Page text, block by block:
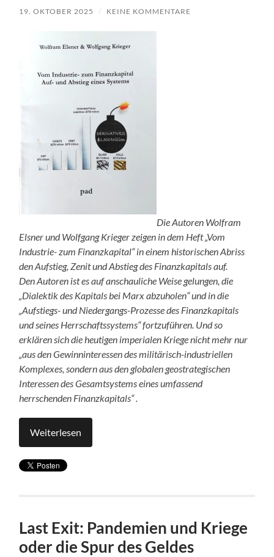
19. OKTOBER 2025 / KEINE KOMMENTARE
Die Autoren Wolfram
Elsner und Wolfgang Krieger zeigen in dem Heft „Vom
Industrie- zum Finanzkapital“ in einem historischen Abriss
den Aufstieg, Zenit und Abstieg des Finanzkapitals auf.
Den Autoren ist es auf anschauliche Weise gelungen, die
„Dialektik des Kapitals bei Marx abzuholen“ und in die
„Aufstiegs- und Niedergangs-Prozesse des Finanzkapitals
und seines Herrschaftssystems“ fortzuführen. Und so
erklären sich die heutigen imperialen Kriege nicht mehr nur
„aus den Gewinninteressen des militärisch-industriellen
Komplexes, sondern aus den globalen geostrategischen
Interessen des Gesamtsystems eines umfassend
herrschenden Finanzkapitals“ .
Weiterlesen
Last Exit: Pandemien und Kriege
oder die Spur des Geldes